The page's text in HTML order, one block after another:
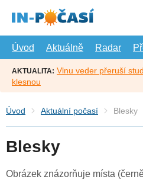
hlavní
Úvod
Aktuálně Radar
AKTUALITA: Vlnu veder přeruší
klesnou
Úvod Aktuální počasí Blesky
Blesky
Obrázek znázorňuje místa